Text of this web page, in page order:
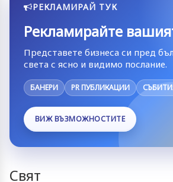
РЕКЛАМИРАЙ ТУК
Рекламирайте
Представете бизнеса си пред
света с ясно и видимо послание.
БАНЕРИ PR ПУБЛИКАЦИИ
ВИЖ ВЪЗМОЖНОСТИТЕ
Свят